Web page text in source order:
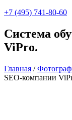
+7 (495) 741-80-60
Система
ViPro.
Главная /
SEO-компании